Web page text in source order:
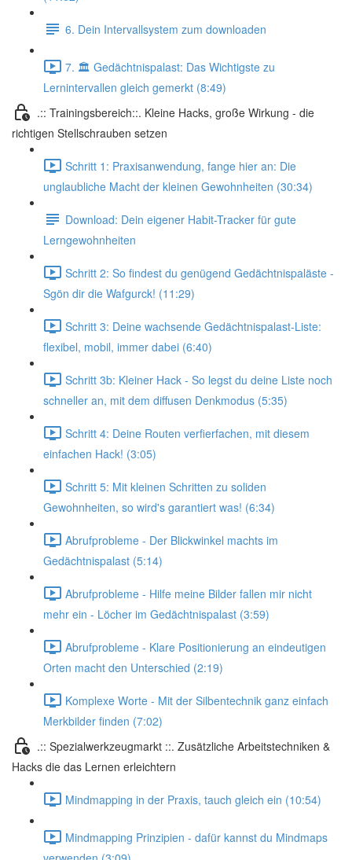
6. Dein Intervallsystem zum downloaden
7. 🏛️ Gedächtnispalast: Das Wichtigste zu
Lernintervallen gleich gemerkt (8:49)
.:: Trainingsbereich::. Kleine Hacks, große Wirkung - die
richtigen Stellschrauben setzen
Schritt 1: Praxisanwendung, fange hier an: Die
unglaubliche Macht der kleinen Gewohnheiten (30:34)
Download: Dein eigener Habit-Tracker für gute
Lerngewohnheiten
Schritt 2: So findest du genügend Gedächtnispaläste -
Sgön dir die Wafgurck! (11:29)
Schritt 3: Deine wachsende Gedächtnispalast-Liste:
flexibel, mobil, immer dabei (6:40)
Schritt 3b: Kleiner Hack - So legst du deine Liste noch
schneller an, mit dem diffusen Denkmodus (5:35)
Schritt 4: Deine Routen verfierfachen, mit diesem
einfachen Hack! (3:05)
Schritt 5: Mit kleinen Schritten zu soliden
Gewohnheiten, so wird's garantiert was! (6:34)
Abrufprobleme - Der Blickwinkel machts im
Gedächtnispalast (5:14)
Abrufprobleme - Hilfe meine Bilder fallen mir nicht
mehr ein - Löcher im Gedächtnispalast (3:59)
Abrufprobleme - Klare Positionierung an eindeutigen
Orten macht den Unterschied (2:19)
Komplexe Worte - Mit der Silbentechnik ganz einfach
Merkbilder finden (7:02)
.:: Spezialwerkzeugmarkt ::. Zusätzliche Arbeitstechniken &
Hacks die das Lernen erleichtern
Mindmapping in der Praxis, tauch gleich ein (10:54)
Mindmapping Prinzipien - dafür kannst du Mindmaps